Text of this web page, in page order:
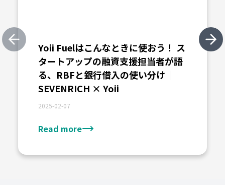
Yoii Fuelはこんなときに使おう！ ス
タートアップの融資支援担当者が語
る、RBFと銀行借入の使い分け｜
SEVENRICH × Yoii
Read more
Previous slide